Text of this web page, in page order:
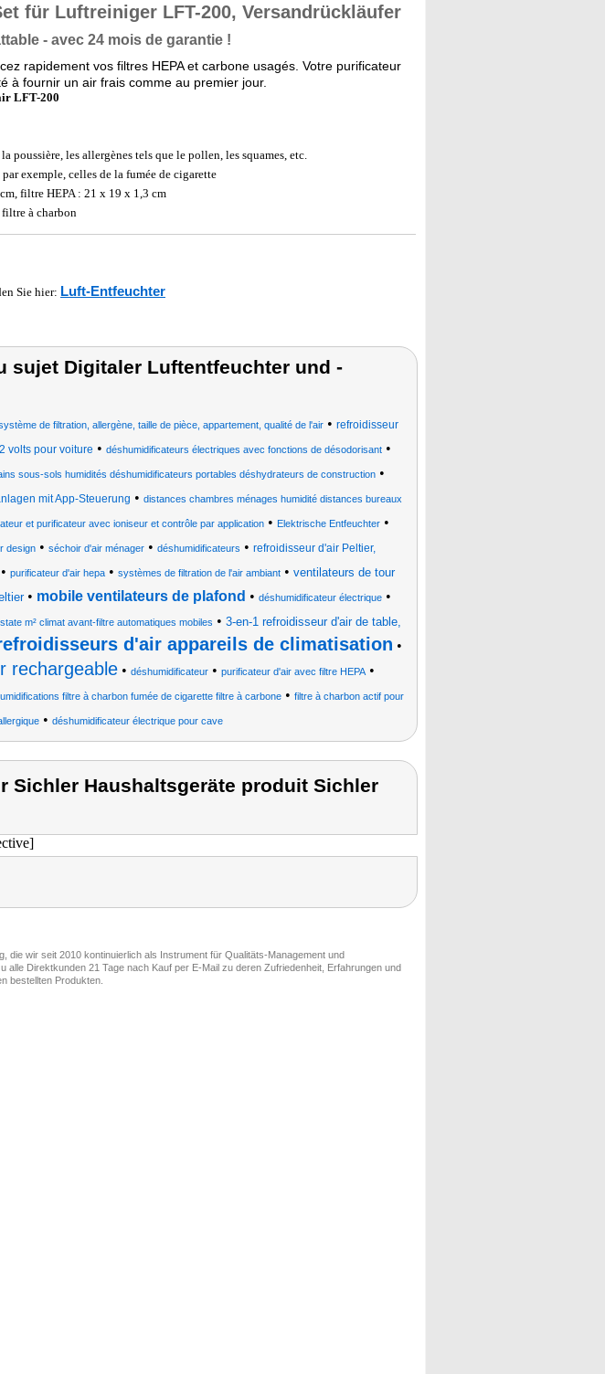
für Luftreiniger LFT-200, Versandrückläufer
- avec 24 mois de garantie !
rapidement vos filtres HEPA et carbone usagés. Votre purificateur
à fournir un air frais comme au premier jour.
LFT-200
poussière, les allergènes tels que le pollen, les squames, etc.
exemple, celles de la fumée de cigarette
filtre HEPA : 21 x 19 x 1,3 cm
à charbon
Sie hier: Luft-Entfeuchter
sujet Digitaler Luftentfeuchter und -
de filtration, allergène, taille de pièce, appartement, qualité de l'air • refroidisseur
volts pour voiture • déshumidificateurs électriques avec fonctions de désodorisant •
sous-sols humidités déshumidificateurs portables déshydrateurs de construction •
mit App-Steuerung • distances chambres ménages humidité distances bureaux
et purificateur avec ioniseur et contrôle par application• Elektrische Entfeuchter•
design • séchoir d'air ménager • déshumidificateurs • refroidisseur d'air Peltier,
purificateur d'air hepa• systèmes de filtration de l'air ambiant• ventilateurs de tour
• mobile ventilateurs de plafond • déshumidificateur électrique•
m² climat avant-filtre automatiques mobiles • 3-en-1 refroidisseur d'air de table,
d'air appareils de climatisation •
rechargeable• déshumidificateur• purificateur d'air avec filtre HEPA•
filtre à charbon fumée de cigarette filtre à carbone • filtre à charbon actif pour
• déshumidificateur électrique pour cave
Sichler Haushaltsgeräte produit Sichler
die wir seit 2010 kontinuierlich als Instrument für Qualitäts-Management und
Direktkunden 21 Tage nach Kauf per E-Mail zu deren Zufriedenheit, Erfahrungen und
bestellten Produkten.